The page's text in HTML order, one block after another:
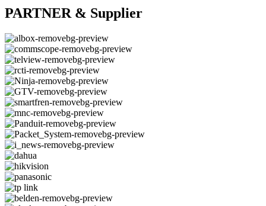
PARTNER & Supplier